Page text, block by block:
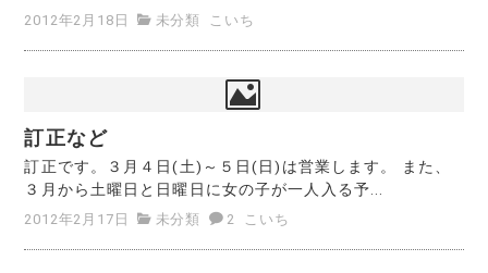
2012年2月18日 未分類 こいち
訂正など
訂正です。３月４日(土)～５日(日)は営業します。 また、
３月から土曜日と日曜日に女の子が一人入る予...
2012年2月17日 未分類 2 こいち